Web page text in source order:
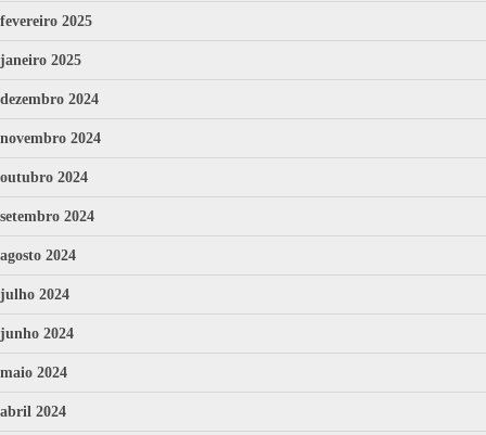
fevereiro 2025
janeiro 2025
dezembro 2024
novembro 2024
outubro 2024
setembro 2024
agosto 2024
julho 2024
junho 2024
maio 2024
abril 2024